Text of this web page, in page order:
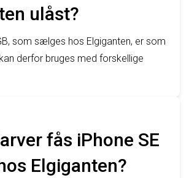
ulåst?
som sælges hos Elgiganten, er som
derfor bruges med forskellige
fås iPhone SE
Elgiganten?